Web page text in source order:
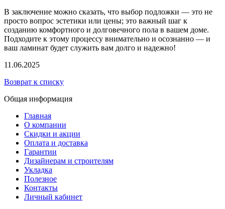
В заключение можно сказать, что выбор подложки — это не
просто вопрос эстетики или цены; это важный шаг к
созданию комфортного и долговечного пола в вашем доме.
Подходите к этому процессу внимательно и осознанно — и
ваш ламинат будет служить вам долго и надежно!
11.06.2025
Возврат к списку
Общая информация
Главная
О компании
Скидки и акции
Оплата и доставка
Гарантии
Дизайнерам и строителям
Укладка
Полезное
Контакты
Личный кабинет